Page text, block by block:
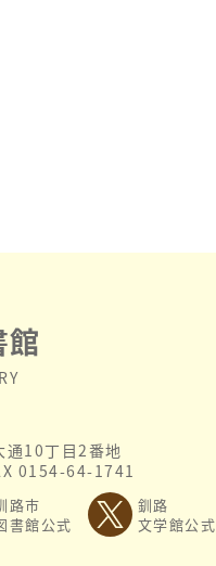
10丁目2番地
0154-64-1741
路市
書館公式
釧路
文学館公式